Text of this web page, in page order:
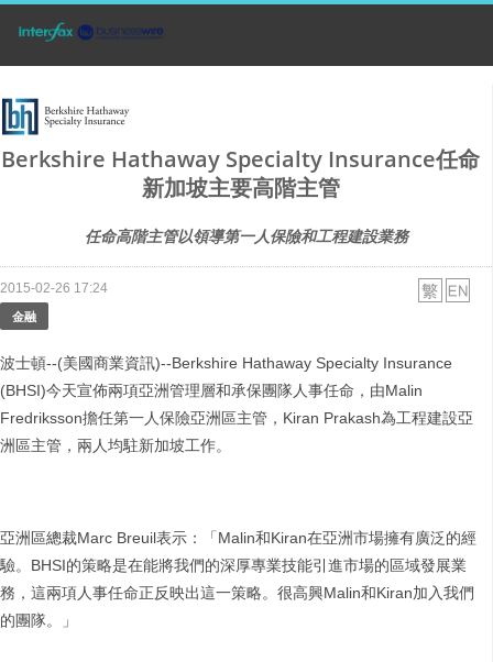
Berkshire Hathaway Specialty Insurance任命
新加坡主要高階主管
任命高階主管以領導第一人保險和工程建設業務
2015-02-26 17:24
金融
波士頓--(美國商業資訊)--Berkshire Hathaway Specialty Insurance
(BHSI)今天宣佈兩項亞洲管理層和承保團隊人事任命，由Malin
Fredriksson擔任第一人保險亞洲區主管，Kiran Prakash為工程建設亞
洲區主管，兩人均駐新加坡工作。
亞洲區總裁Marc Breuil表示：「Malin和Kiran在亞洲市場擁有廣泛的經
驗。BHSI的策略是在能將我們的深厚專業技能引進市場的區域發展業
務，這兩項人事任命正反映出這一策略。很高興Malin和Kiran加入我們
的團隊。」